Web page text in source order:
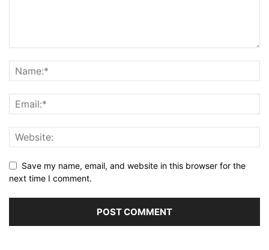
Save my name, email, and website in this browser for the
next time I comment.